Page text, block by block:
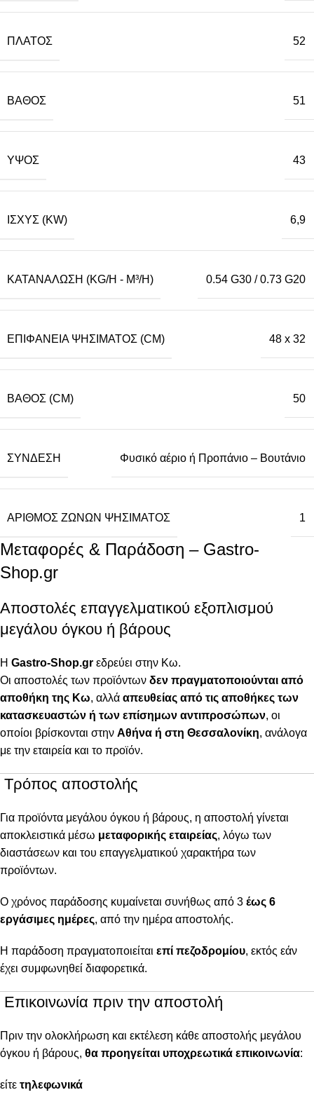
ΠΛΆΤΟΣ 52
ΒΆΘΟΣ 51
ΎΨΟΣ 43
ΙΣΧΎΣ (KW) 6,9
ΚΑΤΑΝΆΛΩΣΗ (KG/H - M³/H) 0.54 G30 / 0.73 G20
ΕΠΙΦΆΝΕΙΑ ΨΗΣΊΜΑΤΟΣ (CM) 48 x 32
ΒΆΘΟΣ (CM) 50
ΣΎΝΔΕΣΗ Φυσικό αέριο ή Προπάνιο – Βουτάνιο
ΑΡΙΘΜΌΣ ΖΩΝΏΝ ΨΗΣΊΜΑΤΟΣ 1
Μεταφορές & Παράδοση – Gastro-
Shop.gr
Αποστολές επαγγελματικού εξοπλισμού
μεγάλου όγκου ή βάρους
Η Gastro-Shop.gr εδρεύει στην Κω.
Οι αποστολές των προϊόντων δεν πραγματοποιούνται από
αποθήκη της Κω, αλλά απευθείας από τις αποθήκες των
κατασκευαστών ή των επίσημων αντιπροσώπων, οι
οποίοι βρίσκονται στην Αθήνα ή στη Θεσσαλονίκη, ανάλογα
με την εταιρεία και το προϊόν.
Τρόπος αποστολής
Για προϊόντα μεγάλου όγκου ή βάρους, η αποστολή γίνεται
αποκλειστικά μέσω μεταφορικής εταιρείας, λόγω των
διαστάσεων και του επαγγελματικού χαρακτήρα των
προϊόντων.
Ο χρόνος παράδοσης κυμαίνεται συνήθως από 3 έως 6
εργάσιμες ημέρες, από την ημέρα αποστολής.
Η παράδοση πραγματοποιείται επί πεζοδρομίου, εκτός εάν
έχει συμφωνηθεί διαφορετικά.
Επικοινωνία πριν την αποστολή
Πριν την ολοκλήρωση και εκτέλεση κάθε αποστολής μεγάλου
όγκου ή βάρους, θα προηγείται υποχρεωτικά επικοινωνία:
είτε τηλεφωνικά